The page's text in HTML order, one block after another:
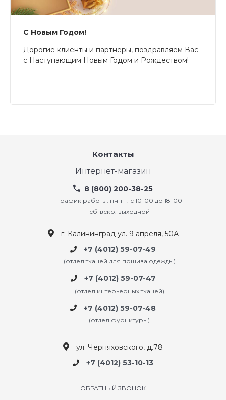
С Новым Годом!
Дорогие клиенты и партнеры, поздравляем Вас
с Наступающим Новым Годом и Рождеством!
Контакты
Интернет-магазин
8 (800) 200-38-25
График работы: пн-пт: с 10-00 до 18-00
сб-вскр: выходной
г. Калининград ул. 9 апреля, 50А
+7 (4012) 59-07-49
(отдел тканей для пошива одежды)
+7 (4012) 59-07-47
(отдел интерьерных тканей)
+7 (4012) 59-07-48
(отдел фурнитуры)
ул. Черняховского, д.78
+7 (4012) 53-10-13
ОБРАТНЫЙ ЗВОНОК